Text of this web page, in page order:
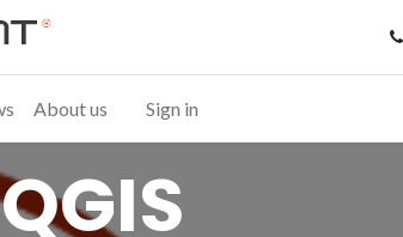
About us Sign in